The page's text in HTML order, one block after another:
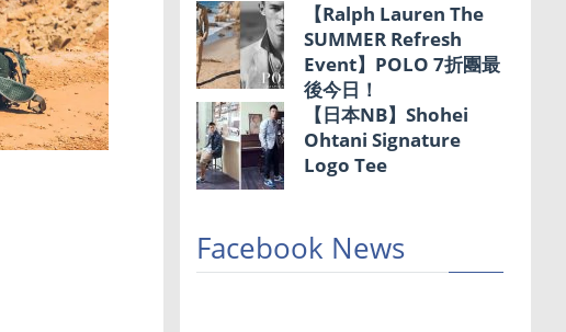
【Ralph Lauren The
SUMMER Refresh
Event】POLO 7折團最
後今日！
【日本NB】Shohei
Ohtani Signature
Logo Tee
Facebook News